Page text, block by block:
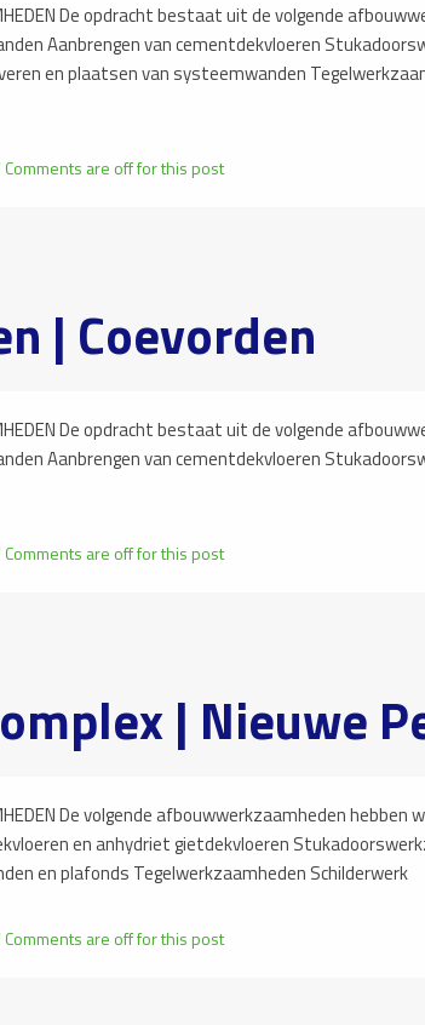
De opdracht bestaat uit de volgende
Aanbrengen van cementdekvloeren
en plaatsen van systeemwanden
Comments are off for this post
| Coevorden
De opdracht bestaat uit de volgende
Aanbrengen van cementdekvloeren
Comments are off for this post
| Nieuwe
De volgende afbouwwerkzaamheden
en anhydriet gietdekvloeren
en plafonds Tegelwerkzaamheden Schilderwerk
Comments are off for this post